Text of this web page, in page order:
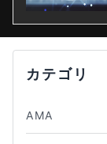
カテゴリ
AMA